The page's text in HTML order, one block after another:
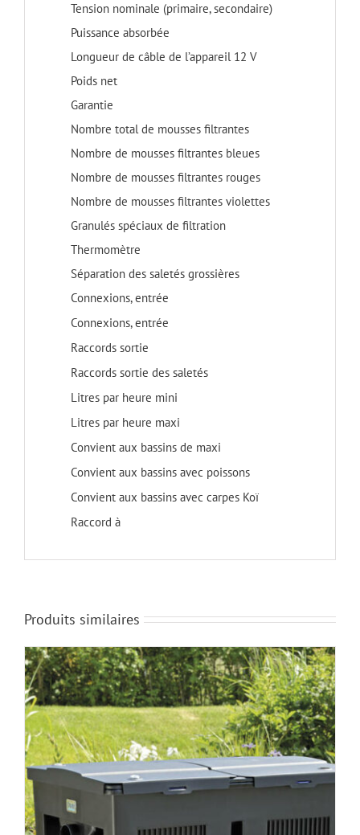
Tension nominale (primaire, secondaire)
Puissance absorbée
Longueur de câble de l’appareil 12 V
Poids net
Garantie
Nombre total de mousses filtrantes
Nombre de mousses filtrantes bleues
Nombre de mousses filtrantes rouges
Nombre de mousses filtrantes violettes
Granulés spéciaux de filtration
Thermomètre
Séparation des saletés grossières
Connexions, entrée
Connexions, entrée
Raccords sortie
Raccords sortie des saletés
Litres par heure mini
Litres par heure maxi
Convient aux bassins de maxi
Convient aux bassins avec poissons
Convient aux bassins avec carpes Koï
Raccord à
Produits similaires